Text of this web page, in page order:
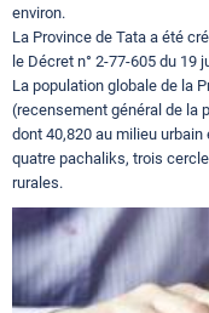
Circuits touristiques
Tourisme
Régions
environ.
La Province de Tata a été
le Décret n° 2-77-605 du 19
La population globale de la
(recensement général de la
dont 40,820 au milieu
quatre pachaliks, trois
rurales.